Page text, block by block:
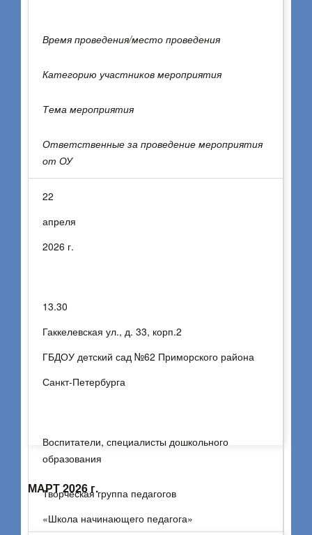
Время проведения/место проведения
Категорию участников мероприятия
Тема мероприятия
Ответственные за проведение мероприятия
от ОУ
22
апреля
2026 г.
13.30
Гаккелевская ул., д. 33, корп.2
ГБДОУ детский сад №62 Приморского района
Санкт-Петербурга
Воспитатели, специалисты дошкольного
образования
Творческая группа педагогов
«Школа начинающего педагога»
МАРТ 2026 г.